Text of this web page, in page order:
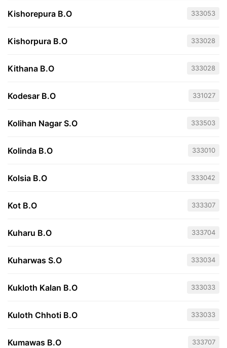
Kishorepura B.O 333053
Kishorpura B.O 333028
Kithana B.O 333028
Kodesar B.O 331027
Kolihan Nagar S.O 333503
Kolinda B.O 333010
Kolsia B.O 333042
Kot B.O 333307
Kuharu B.O 333704
Kuharwas S.O 333034
Kukloth Kalan B.O 333033
Kuloth Chhoti B.O 333033
Kumawas B.O 333707